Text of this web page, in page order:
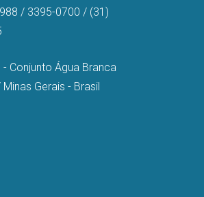
/ 3395-0700 / (31)
- Conjunto Água Branca
Gerais - Brasil